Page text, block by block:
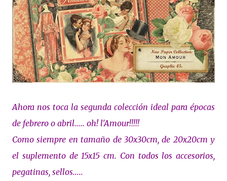
Ahora nos toca la segunda colección ideal para épocas
de febrero o abril..... oh! l'Amour!!!!!
Como siempre en tamaño de 30x30cm, de 20x20cm y
el suplemento de 15x15 cm. Con todos los accesorios,
pegatinas, sellos.....